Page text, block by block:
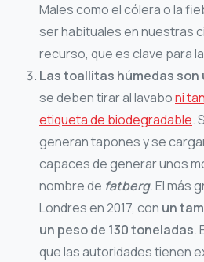
Males como el cólera o la
ser habituales en nuestras
recurso, que es clave para
Las toallitas húmedas son
se deben tirar al lavaboni
etiqueta de biodegradable.
generan tapones y se
capaces de generar unos
nombre de fatberg. El más
Londres en 2017, con un
un peso de 130 toneladas.
que las autoridades tienen